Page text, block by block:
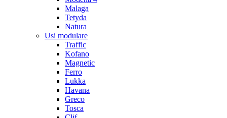
Malaga
Tetyda
Natura
Usi modulare
Traffic
Kofano
Magnetic
Ferro
Lukka
Havana
Greco
Tosca